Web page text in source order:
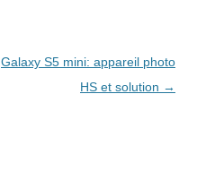
Galaxy S5 mini: appareil photo
HS et solution →